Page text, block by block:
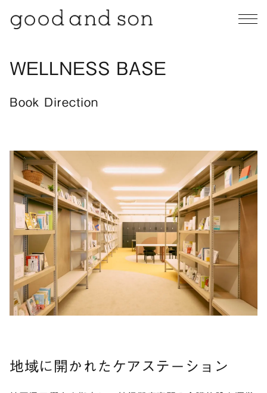
WELLNESS BASE
Book Direction
地域に開かれたケアステーション